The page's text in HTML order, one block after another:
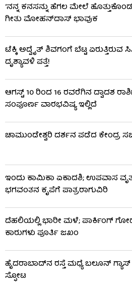
‘ನನ್ನ ಕನಸನ್ನು ಹೆಗಲ ಮೇಲೆ
ಗೀತು ಮೋಹನ್​​ದಾಸ್ ಭಾವುಕ
ಟೆಕ್ಕಿ ಅದ್ವೈತ್ ಶಿವಗಂಗೆ ಬೆಟ್ಟ ಏರುತ್ತಿರುವ
ದೃಶ್ಯಾವಳಿ ಪತ್ತೆ!
ಆಗಸ್ಟ್ 10 ರಿಂದ 16 ರವರೆಗಿನ ದ್ವಾದಶ
ಸಂಪೂರ್ಣ ವಾರಭವಿಷ್ಯ ಇಲ್ಲಿದೆ
ಚಾಮುಂಡೇಶ್ವರಿ ದರ್ಶನ ಪಡೆದ ಕೇಂದ್ರ
ಇಂದು ಕಾಮಿಕಾ ಏಕಾದಶಿ; ಉಪವಾಸ
ಭಗವಂತನ ಕೃಪೆಗೆ ಪಾತ್ರರಾಗುವಿರಿ
ದೆಹಲಿಯಲ್ಲಿ ಭಾರೀ ಮಳೆ; ಪಾರ್ಕಿಂಗ್
ಕಾರುಗಳು ಪೂರ್ತಿ ಜಖಂ
ಹೈದರಾಬಾದ್​ನ ರಸ್ತೆ ಮಧ್ಯೆ ಬಲೂನ್
ಸ್ಫೋಟ